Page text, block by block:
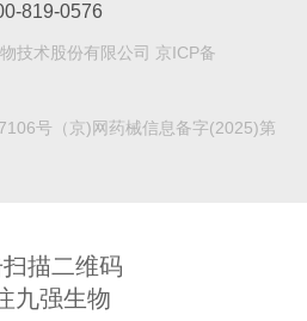
819-0576
技术股份有限公司 京ICP备
号 （京)网药械信息备字(2025)第
扫描二维码
九强生物